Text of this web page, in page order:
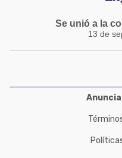
Se unió a la
13 de